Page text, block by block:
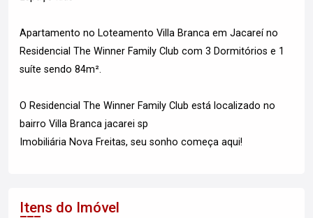
Apartamento no Loteamento Villa Branca em Jacareí no
Residencial The Winner Family Club com 3 Dormitórios e 1
suíte sendo 84m².
O Residencial The Winner Family Club está localizado no
bairro Villa Branca jacarei sp
Imobiliária Nova Freitas, seu sonho começa aqui!
Itens do Imóvel